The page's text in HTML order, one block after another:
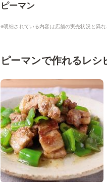
ピーマン
※明細されている内容は店舗の実売状況と異な
ピーマンで作れるレシ